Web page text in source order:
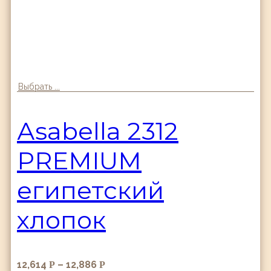
Выбрать ...
Аsabella 2312
PREMIUM
египетский
хлопок
12,614 Р – 12,886 Р